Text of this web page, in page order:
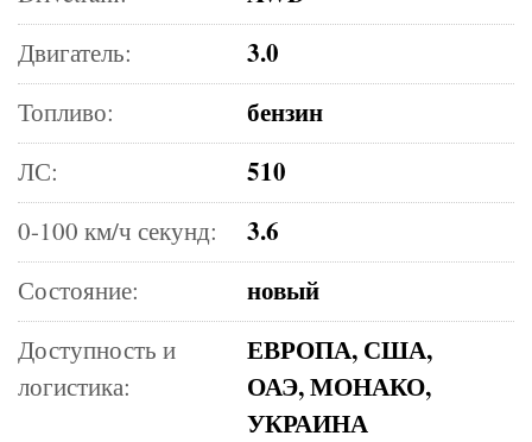
Двигатель: 3.0
Топливо: бензин
ЛС: 510
0-100 км/ч секунд: 3.6
Состояние: новый
Доступность и
логистика:
ЕВРОПА, США,
ОАЭ, МОНАКО,
УКРАИНА